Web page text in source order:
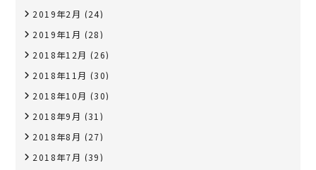
2019年2月 (24)
2019年1月 (28)
2018年12月 (26)
2018年11月 (30)
2018年10月 (30)
2018年9月 (31)
2018年8月 (27)
2018年7月 (39)